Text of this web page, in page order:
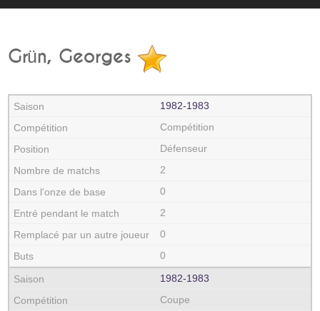
Grün, Georges
1982‑1983
Compétition
Défenseur
2
0
2
0
0
1982‑1983
Coupe